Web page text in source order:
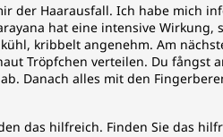
der Haarausfall. Ich habe mich
hat eine intensive
kribbelt angenehm. Am
Tröpfchen verteilen. Du
Danach alles mit den
das hilfreich. Finden Sie das